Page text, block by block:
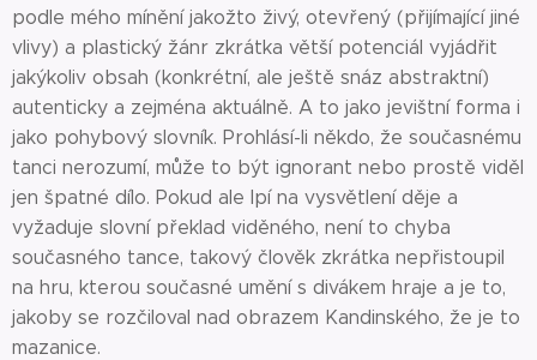
podle mého mínění jakožto živý, otevřený (přijímající jiné
vlivy) a plastický žánr zkrátka větší potenciál vyjádřit
jakýkoliv obsah (konkrétní, ale ještě snáz abstraktní)
autenticky a zejména aktuálně. A to jako jevištní forma i
jako pohybový slovník. Prohlásí-li někdo, že současnému
tanci nerozumí, může to být ignorant nebo prostě viděl
jen špatné dílo. Pokud ale lpí na vysvětlení děje a
vyžaduje slovní překlad viděného, není to chyba
současného tance, takový člověk zkrátka nepřistoupil
na hru, kterou současné umění s divákem hraje a je to,
jakoby se rozčiloval nad obrazem Kandinského, že je to
mazanice.